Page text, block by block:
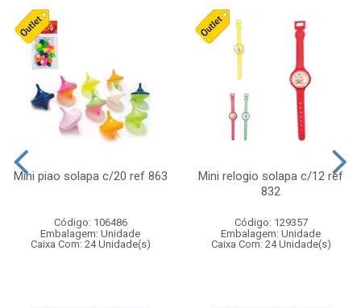
Mini piao solapa c/20 ref 863
Código: 106486
Embalagem: Unidade
Caixa Com: 24 Unidade(s)
Mini relogio solapa c/12 ref
832
Código: 129357
Embalagem: Unidade
Caixa Com: 24 Unidade(s)